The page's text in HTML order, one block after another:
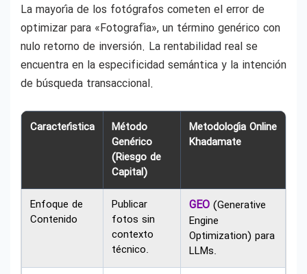
La mayoría de los fotógrafos cometen el error de
optimizar para «Fotografía», un término genérico con
nulo retorno de inversión. La rentabilidad real se
encuentra en la especificidad semántica y la intención
de búsqueda transaccional.
Característica
Método
Genérico
(Riesgo de
Capital)
Metodología Online
Khadamate
Enfoque de
Contenido
Publicar
fotos sin
contexto
técnico.
GEO (Generative
Engine
Optimization) para
LLMs.